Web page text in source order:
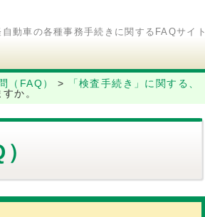
自動車の各種事務手続きに関するFAQサイト
（FAQ） >
「検査手続き」に関する、
か。